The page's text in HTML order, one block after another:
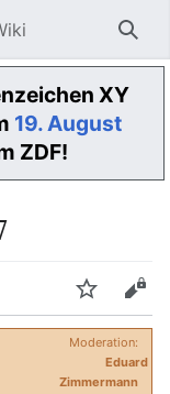
XY
19. August
ZDF!
Moderation:
Eduard
Zimmermann